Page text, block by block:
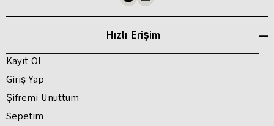
Hızlı Erişim
Kayıt Ol
Giriş Yap
Şifremi Unuttum
Sepetim